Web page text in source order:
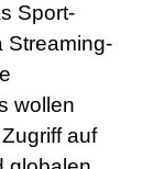
Sport-
Streaming-
wollen
auf